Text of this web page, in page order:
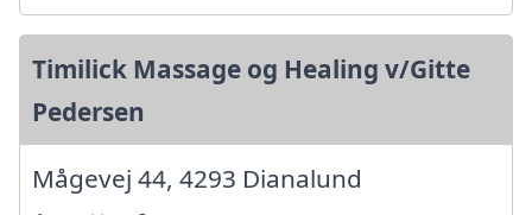
Timilick Massage og Healing v/Gitte
Pedersen
Mågevej 44, 4293 Dianalund